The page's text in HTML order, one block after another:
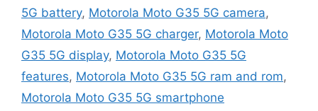
5G battery, Motorola Moto G35 5G camera,
Motorola Moto G35 5G charger, Motorola Moto
G35 5G display, Motorola Moto G35 5G
features, Motorola Moto G35 5G ram and rom,
Motorola Moto G35 5G smartphone